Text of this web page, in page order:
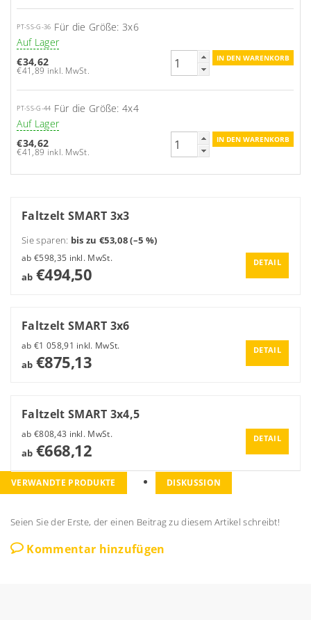
PT-SS-G-36 Für die Größe: 3x6
Auf Lager
€34,62
€41,89 inkl. MwSt.
PT-SS-G-44 Für die Größe: 4x4
Auf Lager
€34,62
€41,89 inkl. MwSt.
Faltzelt SMART 3x3
Sie sparen: bis zu €53,08 (–5 %)
ab €598,35 inkl. MwSt.
ab€494,50
DETAIL
Faltzelt SMART 3x6
ab €1 058,91 inkl. MwSt.
ab€875,13
DETAIL
Faltzelt SMART 3x4,5
ab €808,43 inkl. MwSt.
ab€668,12
DETAIL
VERWANDTE PRODUKTE DISKUSSION
Seien Sie der Erste, der einen Beitrag zu diesem Artikel schreibt!
Kommentar hinzufügen